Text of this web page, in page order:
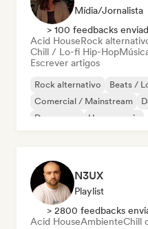
Mídia/Jornalista
> 100 feedbacks
Acid HouseRock
Chill / Lo-fi Hip-Hop
Escrever artigos
Rock alternativo Beats /
Comercial / Mainstream
Dream pop
House music
N3UX
Playlist
> 2800 feedbacks
Acid HouseAmbienteChill